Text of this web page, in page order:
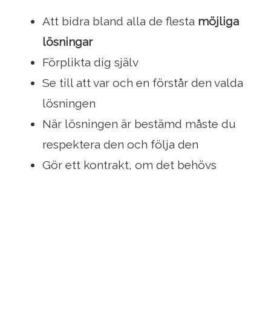
Att bidra bland alla de flesta möjliga
lösningar
Förplikta dig själv
Se till att var och en förstår den valda
lösningen
När lösningen är bestämd måste du
respektera den och följa den
Gör ett kontrakt, om det behövs